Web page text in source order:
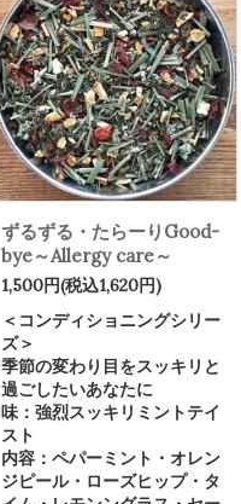
ずるずる・たらーりGood-
bye～Allergy care～
1,500円(税込1,620円)
＜コンディショニングシリー
ズ＞
季節の変わり目をスッキリと
過ごしたいあなたに
味：強烈スッキリミントテイ
スト
内容：ペパーミント・オレン
ジピール・ローズヒップ・タ